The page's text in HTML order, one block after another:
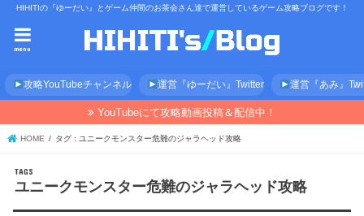
HIHITIの『ゆーだい』とゲーム仲間のお茶会さん達で運営しているゲーム攻略ブログです！
menu
攻略YouTubeチャンネル 運営『ゆーだい』Twitter 運営『あみ』
YouTubeにて攻略動画投稿＆配信中！
HOME タグ : ユニークモンスター危難のジャラヘッド攻略
ユニークモンスター危難のジャラヘッド攻略